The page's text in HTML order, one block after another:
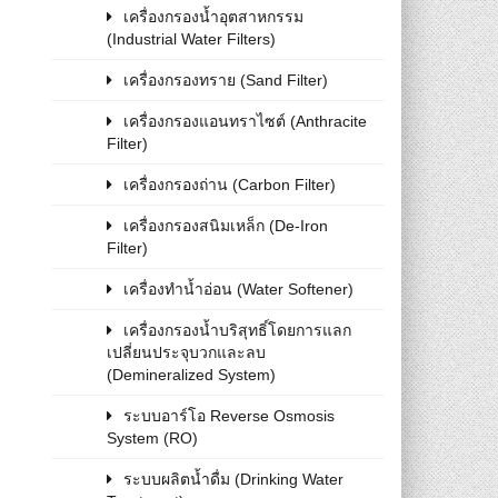
เครื่องกรองน้ำอุตสาหกรรม
(Industrial Water Filters)
เครื่องกรองทราย (Sand Filter)
เครื่องกรองแอนทราไซต์ (Anthracite
Filter)
เครื่องกรองถ่าน (Carbon Filter)
เครื่องกรองสนิมเหล็ก (De-Iron
Filter)
เครื่องทำน้ำอ่อน (Water Softener)
เครื่องกรองน้ำบริสุทธิ์โดยการแลก
เปลี่ยนประจุบวกและลบ
(Demineralized System)
ระบบอาร์โอ Reverse Osmosis
System (RO)
ระบบผลิตน้ำดื่ม (Drinking Water